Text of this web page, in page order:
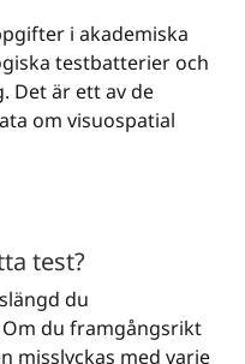
i akademiska
testbatterier och
Det är ett av de
om visuospatial
test?
du
du framgångsrikt
misslyckas med varje